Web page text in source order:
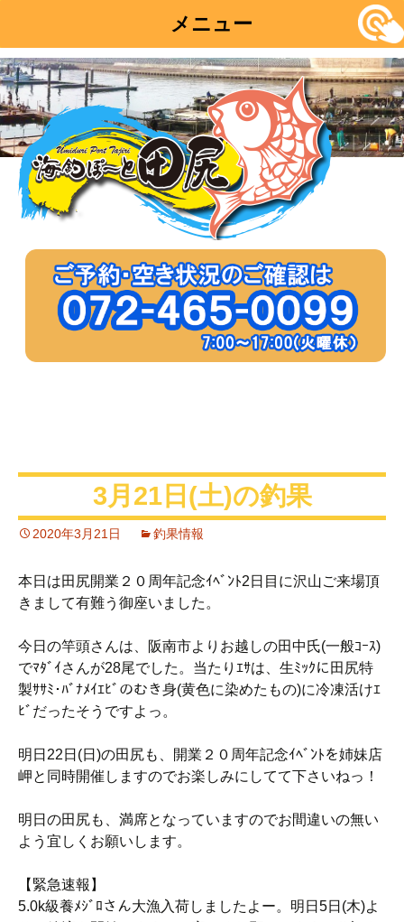
メニュー
コ
ン
テ
ン
ツ
3月21日(土)の釣果
2020年3月21日 釣果情報
本日は田尻開業２０周年記念ｲﾍﾞﾝﾄ2日目に沢山ご来場頂
きまして有難う御座いました。
今日の竿頭さんは、阪南市よりお越しの田中氏(一般ｺｰｽ)
でﾏﾀﾞｲさんが28尾でした。当たりｴｻは、生ﾐｯｸに田尻特
製ｻｻﾐ･ﾊﾞﾅﾒｲｴﾋﾞのむき身(黄色に染めたもの)に冷凍活けｴ
ﾋﾞだったそうですよっ。
明日22日(日)の田尻も、開業２０周年記念ｲﾍﾞﾝﾄを姉妹店
岬と同時開催しますのでお楽しみにしてて下さいねっ！
明日の田尻も、満席となっていますのでお間違いの無い
よう宜しくお願いします。
【緊急速報】
5.0k級養ﾒｼﾞﾛさん大漁入荷しましたよー。明日5日(木)よ